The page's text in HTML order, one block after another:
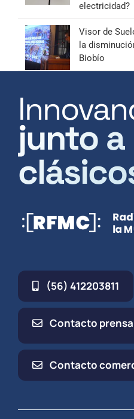
electricidad?
Visor de
la
Biobío
junto a
(56) 412203811
Contacto prensa
Contacto